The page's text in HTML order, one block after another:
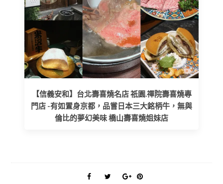
【信義安和】台北壽喜燒名店 祇園.禪院壽喜燒專
門店 -有如置身京都，品嘗日本三大銘柄牛，無與
倫比的夢幻美味 橋山壽喜燒姐妹店